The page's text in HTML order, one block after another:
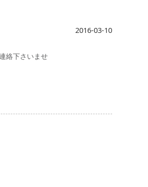
2016-03-10
絡下さいませ